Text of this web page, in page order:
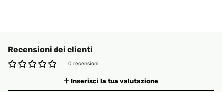
Recensioni dei clienti
0 recensioni
Inserisci la tua valutazione